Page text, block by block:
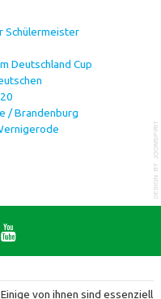
Schülermeister
Deutschland Cup
/ Brandenburg
von ihnen sind essenziell